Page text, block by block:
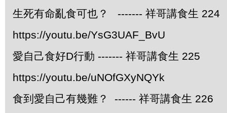
生死有命亂食可也？ ------- 祥哥講食生 224
https://youtu.be/YsG3UAF_BvU
愛自己食好D行動 ------- 祥哥講食生 225
https://youtu.be/uNOfGXyNQYk
食到愛自己有幾難？ ------ 祥哥講食生 226